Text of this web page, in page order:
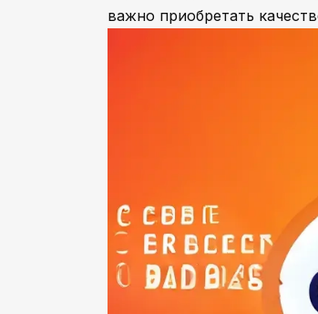
важно приобретать